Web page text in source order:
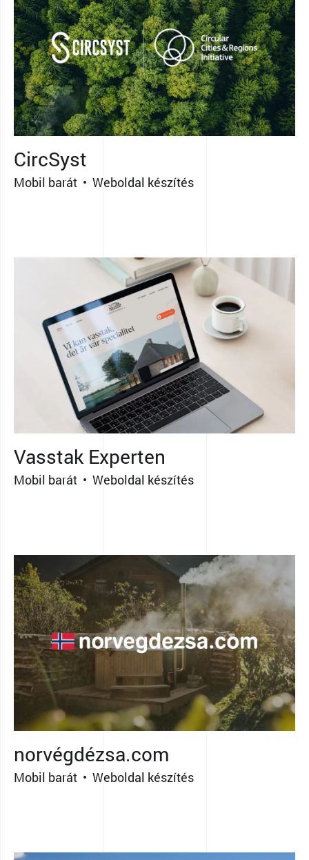
CircSyst
Mobil barát • Weboldal készítés
Vasstak Experten
Mobil barát • Weboldal készítés
norvégdézsa.com
Mobil barát • Weboldal készítés